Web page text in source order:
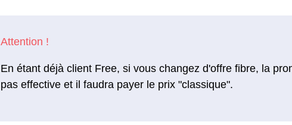
En étant déjà client Free, si vous changez d'offre fibre, la
pas effective et il faudra payer le prix "classique".